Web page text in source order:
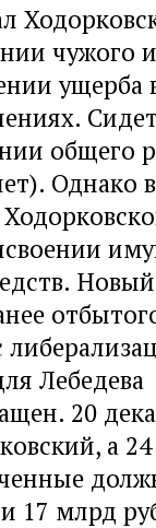
чужого
ущерба
общего
Однако
Лебедева
20
а
17 млрд